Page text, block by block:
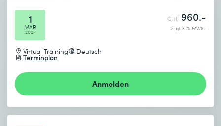
1
MAR
2027
Virtual Training Deutsch
Terminplan
CHF 960.-
zzgl. 8.1% MWST
Anmelden